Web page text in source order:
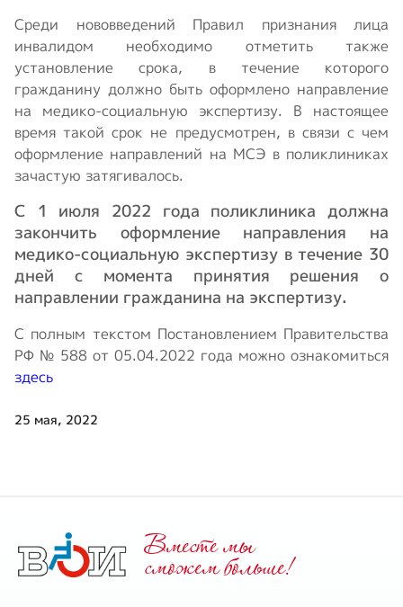
Среди нововведений Правил признания лица
инвалидом необходимо отметить также
установление срока, в течение которого
гражданину должно быть оформлено направление
на медико-социальную экспертизу. В настоящее
время такой срок не предусмотрен, в связи с чем
оформление направлений на МСЭ в поликлиниках
зачастую затягивалось.
С 1 июля 2022 года поликлиника должна
закончить оформление направления на
медико-социальную экспертизу в течение 30
дней с момента принятия решения о
направлении гражданина на экспертизу.
С полным текстом Постановлением Правительства
РФ № 588 от 05.04.2022 года можно ознакомиться
здесь
25 мая, 2022
Вместе мы
cможем больше!